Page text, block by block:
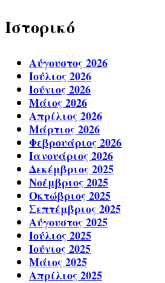
Ιστορικό
Αύγουστος 2026
Ιούλιος 2026
Ιούνιος 2026
Μάιος 2026
Απρίλιος 2026
Μάρτιος 2026
Φεβρουάριος 2026
Ιανουάριος 2026
Δεκέμβριος 2025
Νοέμβριος 2025
Οκτώβριος 2025
Σεπτέμβριος 2025
Αύγουστος 2025
Ιούλιος 2025
Ιούνιος 2025
Μάιος 2025
Απρίλιος 2025